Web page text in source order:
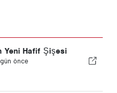
Yeni Hafif Şişesi
gün önce